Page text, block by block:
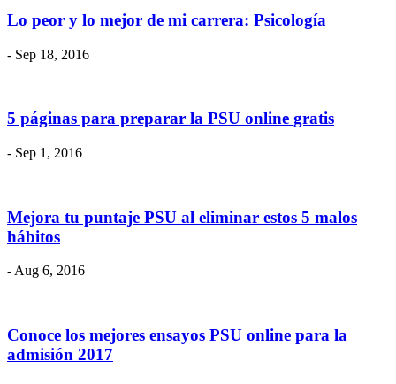
Lo peor y lo mejor de mi carrera: Psicología
- Sep 18, 2016
5 páginas para preparar la PSU online gratis
- Sep 1, 2016
Mejora tu puntaje PSU al eliminar estos 5 malos
hábitos
- Aug 6, 2016
Conoce los mejores ensayos PSU online para la
admisión 2017